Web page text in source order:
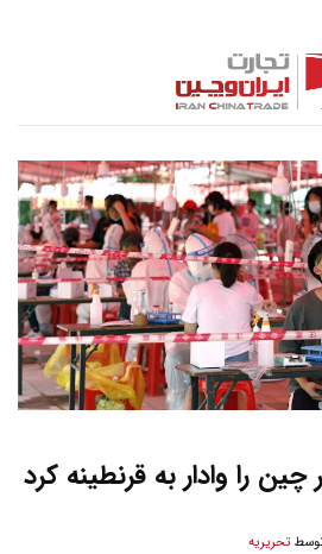
را وادار به قرنطینه کرد
تحریریه